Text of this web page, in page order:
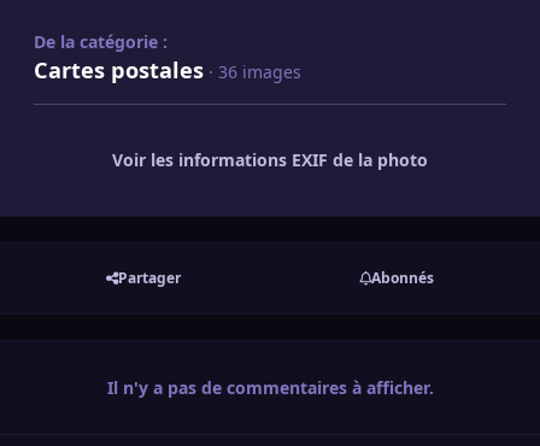
De la catégorie :
Cartes postales · 36 images
Voir les informations EXIF de la photo
Partager Abonnés
Il n'y a pas de commentaires à afficher.